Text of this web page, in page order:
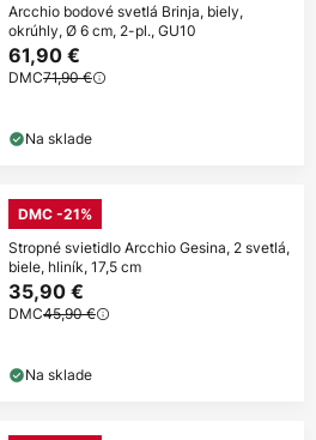
Arcchio bodové svetlá Brinja, biely,
okrúhly, Ø 6 cm, 2-pl., GU10
61,90 €
DMC71,90 €
Na sklade
DMC -21%
Stropné svietidlo Arcchio Gesina, 2 svetlá,
biele, hliník, 17,5 cm
35,90 €
DMC45,90 €
Na sklade